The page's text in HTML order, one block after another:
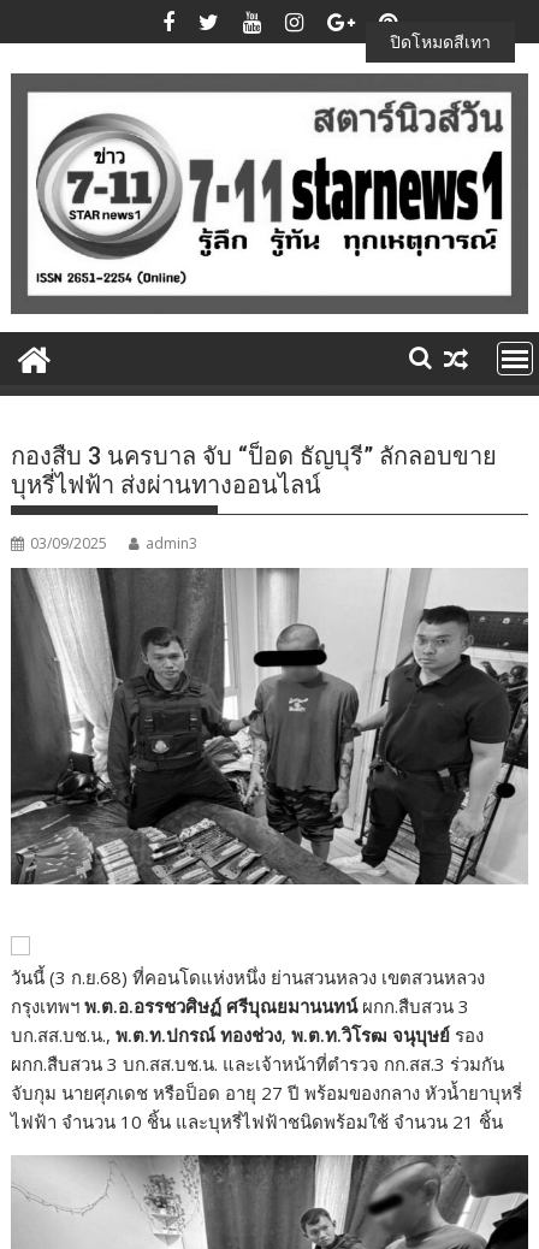
to
content
กองสืบ 3 นครบาล จับ “ป็อด ธัญบุรี” ลักลอบขาย
บุหรี่ไฟฟ้า ส่งผ่านทางออนไลน์
03/09/2025 admin3
วันนี้ (3 ก.ย.68) ที่คอนโดแห่งหนึ่ง ย่านสวนหลวง เขตสวนหลวง
กรุงเทพฯพ.ต.อ.อรรชวศิษฏ์ ศรีบุณยมานนทน์ผกก.สืบสวน 3
บก.สส.บช.น.,พ.ต.ท.ปกรณ์ ทองช่วง,พ.ต.ท.วิโรฒ จนุบุษย์ รอง
ผกก.สืบสวน 3 บก.สส.บช.น. และเจ้าหน้าที่ตำรวจ กก.สส.3 ร่วมกัน
จับกุม นายศุภเดช หรือป็อด อายุ 27 ปี พร้อมของกลาง หัวน้ำยาบุหรี่
ไฟฟ้า จำนวน 10 ชิ้น และบุหรี่ไฟฟ้าชนิดพร้อมใช้ จำนวน 21 ชิ้น
ปิดโหมดสีเทา